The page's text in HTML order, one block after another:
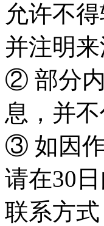
允许不
并注明
② 部分
息，并
③ 如因
请在30日
联系方式